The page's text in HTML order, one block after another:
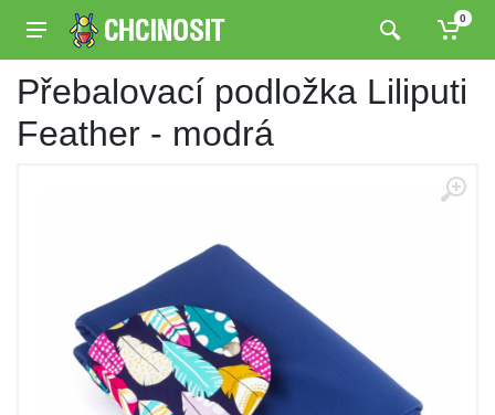
0
Přebalovací podložka Liliputi
Feather - modrá